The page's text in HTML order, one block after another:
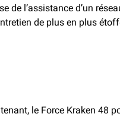
de l’assistance d’un
de plus en plus
le Force Kraken 48